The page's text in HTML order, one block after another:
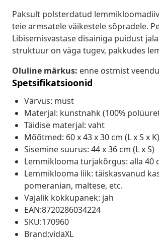
Paksult polsterdatud
teie armsatele väikestele sõpradele.
Libisemisvastase disainiga puidust
struktuur on väga tugev, pakkudes
Oluline märkus: enne ostmist
Spetsifikatsioonid
Värvus: must
Materjal: kunstnahk (100%
Täidise materjal: vaht
Mõõtmed: 60 x 43 x 30 cm (L x S x K)
Sisemine suurus: 44 x 36 cm (L x S)
Lemmiklooma turjakõrgus: alla 40
Lemmiklooma liik: täiskasvanud
pomeranian, maltese, etc.
Vajalik kokkupanek: jah
EAN:8720286034224
SKU:170960
Brand:vidaXL